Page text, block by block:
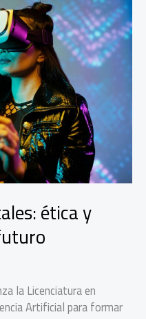
ética y
la Licenciatura en
Artificial para formar